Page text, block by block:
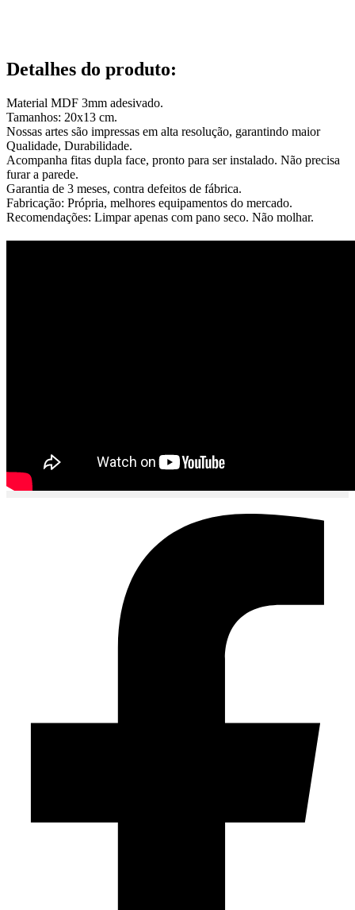
Detalhes do produto:
Material MDF 3mm adesivado.
Tamanhos: 20x13 cm.
Nossas artes são impressas em alta resolução, garantindo maior
Qualidade, Durabilidade.
Acompanha fitas dupla face, pronto para ser instalado. Não precisa
furar a parede.
Garantia de 3 meses, contra defeitos de fábrica.
Fabricação: Própria, melhores equipamentos do mercado.
Recomendações: Limpar apenas com pano seco. Não molhar.